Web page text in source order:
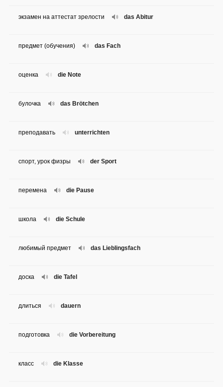
das Abitur
экзамен на аттестат зрелости
das Fach
предмет (обучения)
die Note
оценка
das Brötchen
булочка
unterrichten
преподавать
der Sport
спорт, урок физры
die Pause
перемена
die Schule
школа
das Lieblingsfach
любимый предмет
die Tafel
доска
dauern
длиться
die Vorbereitung
подготовка
die Klasse
класс